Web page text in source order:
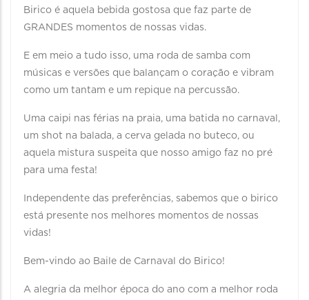
Birico é aquela bebida gostosa que faz parte de
GRANDES momentos de nossas vidas.
E em meio a tudo isso, uma roda de samba com
músicas e versões que balançam o coração e vibram
como um tantam e um repique na percussão.
Uma caipi nas férias na praia, uma batida no carnaval,
um shot na balada, a cerva gelada no buteco, ou
aquela mistura suspeita que nosso amigo faz no pré
para uma festa!
Independente das preferências, sabemos que o birico
está presente nos melhores momentos de nossas
vidas!
Bem-vindo ao Baile de Carnaval do Birico!
A alegria da melhor época do ano com a melhor roda